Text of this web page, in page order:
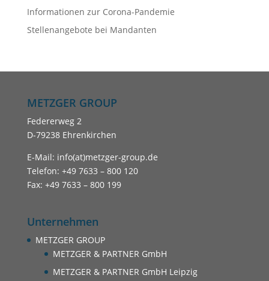
Informationen zur Corona-Pandemie
Stellenangebote bei Mandanten
METZGER GROUP
Federerweg 2
D-79238 Ehrenkirchen
E-Mail: info(at)metzger-group.de
Telefon: +49 7633 – 800 120
Fax: +49 7633 – 800 199
Unternehmen
METZGER GROUP
METZGER & PARTNER GmbH
METZGER & PARTNER GmbH Leipzig